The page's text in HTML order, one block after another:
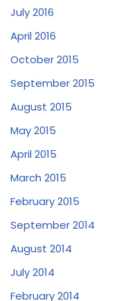
July 2016
April 2016
October 2015
September 2015
August 2015
May 2015
April 2015
March 2015
February 2015
September 2014
August 2014
July 2014
February 2014